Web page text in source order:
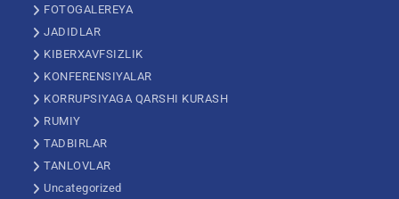
FOTOGALEREYA
JADIDLAR
KIBERXAVFSIZLIK
KONFERENSIYALAR
KORRUPSIYAGA QARSHI KURASH
RUMIY
TADBIRLAR
TANLOVLAR
Uncategorized